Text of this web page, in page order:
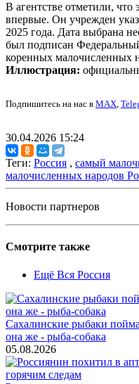
В агентстве отметили, что
впервые. Он учрежден
2025 года. Дата выбрана
был подписан
коренных малочисленных
Иллюстрация:
Подпишитесь на нас в MAX,
30.04.2026 15:24
Теги: Россия , самый
малочисленных народов
Новости партнеров
Смотрите также
Ещё Вся Россия
Сахалинские рыбаки
она же - рыба-собака
05.08.2026